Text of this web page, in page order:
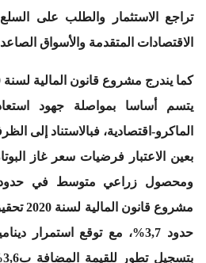
تراجع الاستثمار والطلب على
الاقتصادات المتقدمة والأسواق
يتسم أساسا بمواصلة جهود
الماكرو-اقتصادية، فبالاستناد إلى
مشروع
حدود 3,7%، مع توقع استمرار